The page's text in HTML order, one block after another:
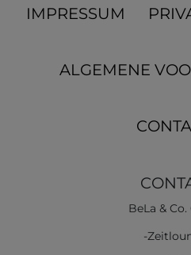
IMPRESSUM
ALGEMENE
BeLa &
-